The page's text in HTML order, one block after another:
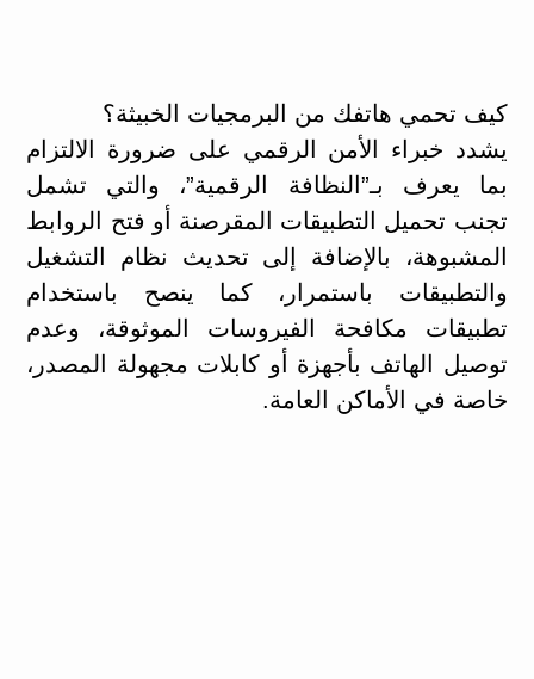
كيف تحمي هاتفك من البرمجيات الخبيثة؟
يشدد خبراء الأمن الرقمي على ضرورة الالتزام
بما يعرف بـ”النظافة الرقمية”، والتي تشمل
تجنب تحميل التطبيقات المقرصنة أو فتح الروابط
المشبوهة، بالإضافة إلى تحديث نظام التشغيل
والتطبيقات باستمرار، كما ينصح باستخدام
تطبيقات مكافحة الفيروسات الموثوقة، وعدم
توصيل الهاتف بأجهزة أو كابلات مجهولة المصدر،
خاصة في الأماكن العامة.